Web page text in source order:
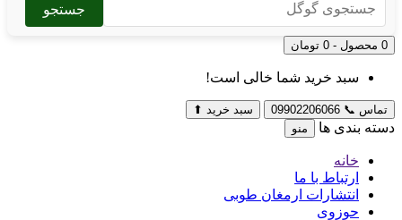
جستجو
0 محصول - 0 تومان
سبد خرید شما خالی است!
تماس 📞
09902206066 سبد خرید ⬆
دسته بندی ها منو
خانه
ارتباط با ما
انتشارات ارمغان طوبی
حوزوی